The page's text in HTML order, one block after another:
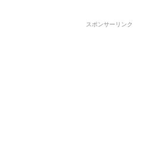
スポンサーリンク